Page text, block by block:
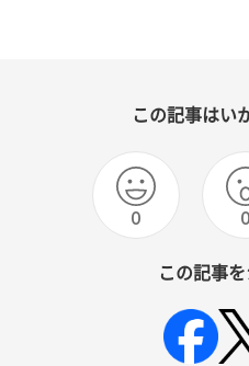
この記事はい
0 0
この記事